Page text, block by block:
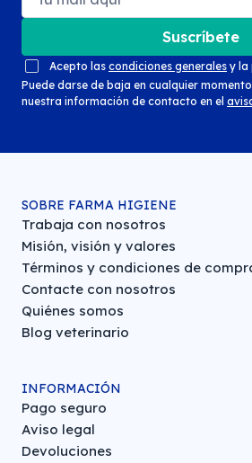
Suscríbete
Acepto las condiciones generales y la
Puede darse de baja en cualquier
nuestra información de contacto en el
SOBRE FARMA HIGIENE
Trabaja con nosotros
Misión, visión y valores
Términos y condiciones de
Contacte con nosotros
Quiénes somos
Blog veterinario
INFORMACIÓN
Pago seguro
Aviso legal
Devoluciones